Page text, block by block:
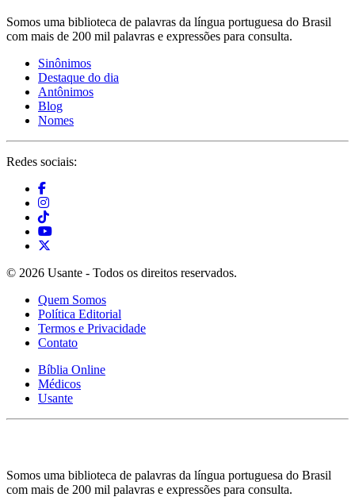
Somos uma biblioteca de palavras da língua portuguesa do Brasil
com mais de 200 mil palavras e expressões para consulta.
Sinônimos
Destaque do dia
Antônimos
Blog
Nomes
Redes sociais:
© 2026 Usante - Todos os direitos reservados.
Quem Somos
Política Editorial
Termos e Privacidade
Contato
Bíblia Online
Médicos
Usante
Somos uma biblioteca de palavras da língua portuguesa do Brasil
com mais de 200 mil palavras e expressões para consulta.